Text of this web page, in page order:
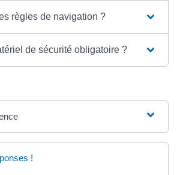
règles de navigation ?
de sécurité obligatoire ?
!